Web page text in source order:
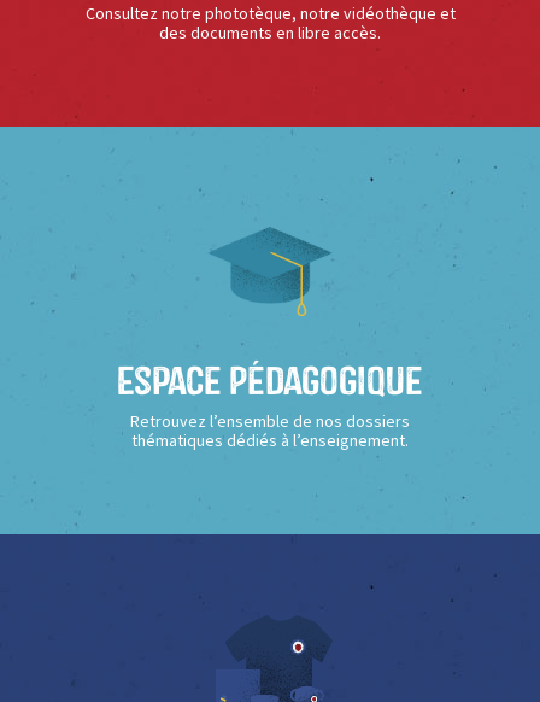
Consultez notre phototèque, notre vidéothèque et
des documents en libre accès.
Espace Pédagogique
Retrouvez l’ensemble de nos dossiers
thématiques dédiés à l’enseignement.